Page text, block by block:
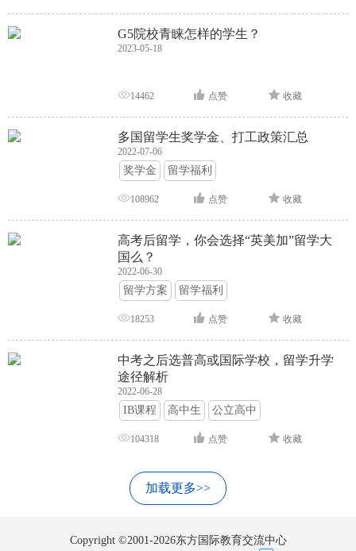
G5院校青睐怎样的学生？
2023-05-18
14462 点赞 收藏
多国留学生奖学金、打工政策汇总
2022-07-06
奖学金 留学福利
108962 点赞 收藏
高考后留学，你会选择“英美加”留学大
国么？
2022-06-30
留学方案 留学福利
18253 点赞 收藏
中考之后选普高或国际学校，留学升学
途径解析
2022-06-28
IB课程 高中生 公立高中
104318 点赞 收藏
加载更多>>
Copyright ©2001-2026东方国际教育交流中心